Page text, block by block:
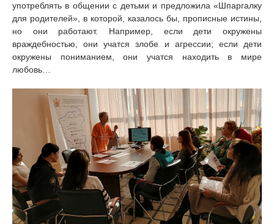
употреблять в общении с детьми и предложила «Шпаргалку
для родителей», в которой, казалось бы, прописные истины,
но они работают. Например, если дети окружены
враждебностью, они учатся злобе и агрессии; если дети
окружены пониманием, они учатся находить в мире
любовь…